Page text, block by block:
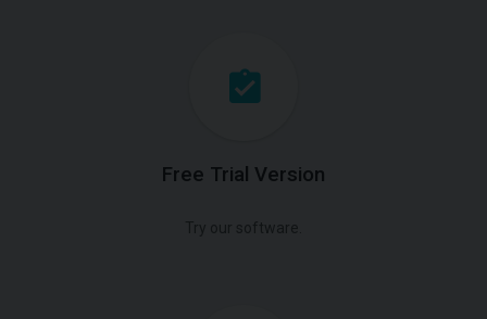
Free Trial Version